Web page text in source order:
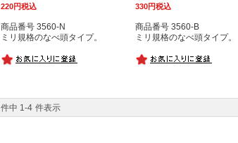
220 税込
商品番号 3560-N
ミリ規格のなべ頭タイプ。
330 税込
商品番号 3560-B
ミリ規格のなべ頭タイプ。
件中 1 -4 件表示